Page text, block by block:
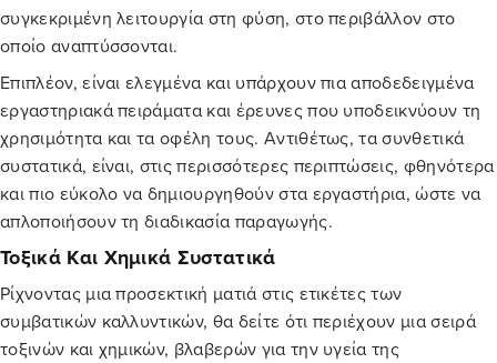
συγκεκριμένη λειτουργία στη φύση, στο περιβάλλον στο
οποίο αναπτύσσονται.
Επιπλέον, είναι ελεγμένα και υπάρχουν πια αποδεδειγμένα
εργαστηριακά πειράματα και έρευνες που υποδεικνύουν τη
χρησιμότητα και τα οφέλη τους. Αντιθέτως, τα συνθετικά
συστατικά, είναι, στις περισσότερες περιπτώσεις, φθηνότερα
και πιο εύκολο να δημιουργηθούν στα εργαστήρια, ώστε να
απλοποιήσουν τη διαδικασία παραγωγής.
Τοξικά Και Χημικά Συστατικά
Ρίχνοντας μια προσεκτική ματιά στις ετικέτες των
συμβατικών καλλυντικών, θα δείτε ότι περιέχουν μια σειρά
τοξινών και χημικών, βλαβερών για την υγεία της